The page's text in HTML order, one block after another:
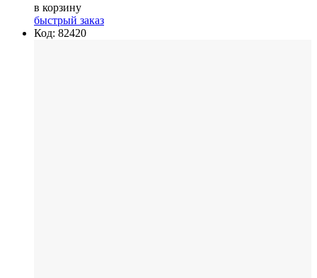
в корзину
быстрый заказ
Код: 82420